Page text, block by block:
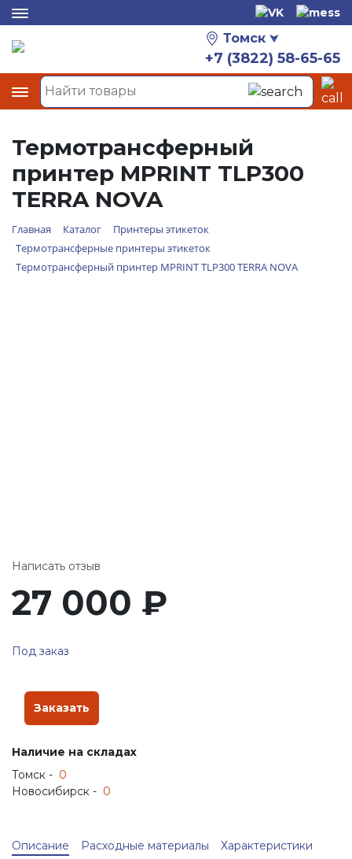
Томск
+7 (3822) 58-65-65
Термотрансферный
принтер MPRINT TLP300
TERRA NOVA
Главная Каталог
Принтеры этикеток
Термотрансферные принтеры этикеток
Термотрансферный принтер MPRINT TLP300 TERRA NOVA
Написать отзыв
27 000 ₽
Под заказ
Заказать
Наличие на складах
Томск - 0
Новосибирск - 0
Описание Расходные материалы
Характеристики